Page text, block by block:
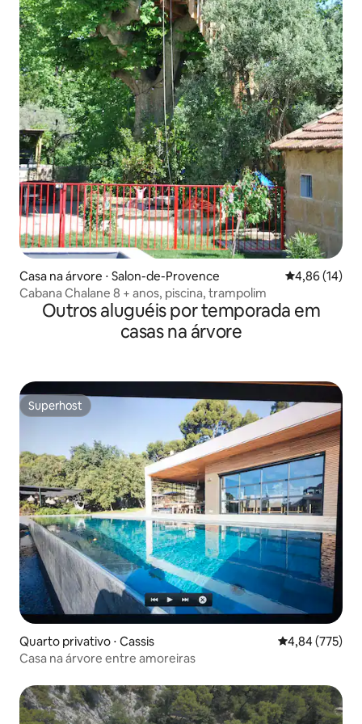
Casa na árvore ⋅ Salon-de-Provence 4,86 de uma
4,86 (14)
Cabana Chalane 8 + anos, piscina, trampolim
Outros aluguéis por temporada em
casas na árvore
Superhost
Superhost
Quarto privativo ⋅ Cassis 4,84 de uma
4,84 (775)
Casa na árvore entre amoreiras